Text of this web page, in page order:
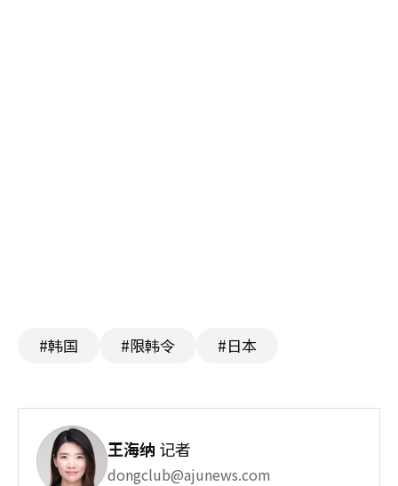
#韩国 #限韩令 #日本
王海纳 记者
dongclub@ajunews.com